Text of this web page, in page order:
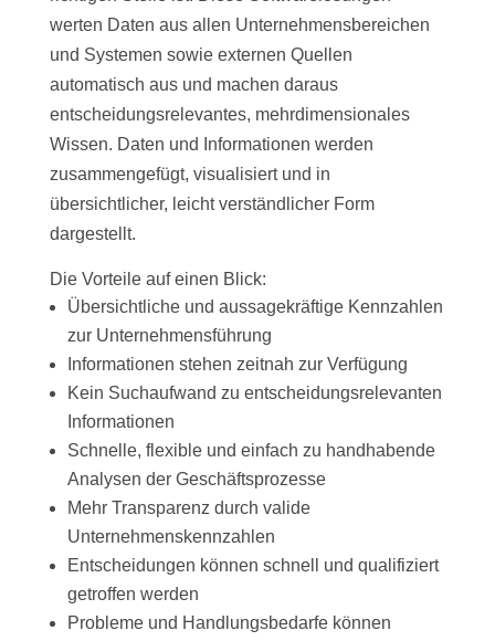
werten Daten aus allen Unternehmensbereichen
und Systemen sowie externen Quellen
automatisch aus und machen daraus
entscheidungsrelevantes, mehrdimensionales
Wissen. Daten und Informationen werden
zusammengefügt, visualisiert und in
übersichtlicher, leicht verständlicher Form
dargestellt.
Die Vorteile auf einen Blick:
Übersichtliche und aussagekräftige Kennzahlen
zur Unternehmensführung
Informationen stehen zeitnah zur Verfügung
Kein Suchaufwand zu entscheidungsrelevanten
Informationen
Schnelle, flexible und einfach zu handhabende
Analysen der Geschäftsprozesse
Mehr Transparenz durch valide
Unternehmenskennzahlen
Entscheidungen können schnell und qualifiziert
getroffen werden
Probleme und Handlungsbedarfe können